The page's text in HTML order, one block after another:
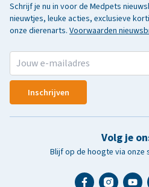
Schrijf je nu in voor de Medpets
nieuwtjes, leuke acties, exclusieve
onze dierenarts. Voorwaarden
Inschrijven
Volg je
Blijf op de hoogte via onze